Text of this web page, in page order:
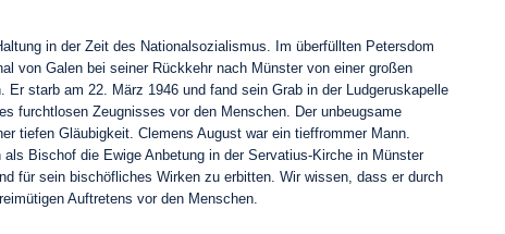
in der Zeit des Nationalsozialismus. Im überfüllten Petersdom
von Galen bei seiner Rückkehr nach Münster von einer großen
starb am 22. März 1946 und fand sein Grab in der Ludgeruskapelle
furchtlosen Zeugnisses vor den Menschen. Der unbeugsame
tiefen Gläubigkeit. Clemens August war ein tieffrommer Mann.
Bischof die Ewige Anbetung in der Servatius-Kirche in Münster
für sein bischöfliches Wirken zu erbitten. Wir wissen, dass er durch
Auftretens vor den Menschen.